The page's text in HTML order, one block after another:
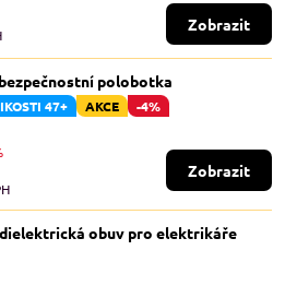
Zobrazit
bezpečnostní polobotka
47+ AKCE -4%
Zobrazit
dielektrická obuv pro elektrikáře